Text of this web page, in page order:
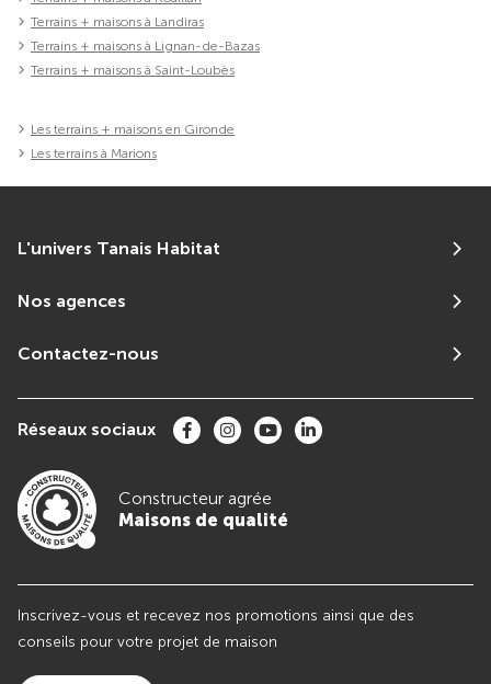
Terrains + maisons à Landiras
Terrains + maisons à Lignan-de-Bazas
Terrains + maisons à Saint-Loubès
Les terrains + maisons en Gironde
Les terrains à Marions
L'univers Tanais Habitat
Nos agences
Contactez-nous
Réseaux sociaux
Constructeur agrée
Maisons de qualité
Inscrivez-vous et recevez nos promotions ainsi que des
conseils pour votre projet de maison